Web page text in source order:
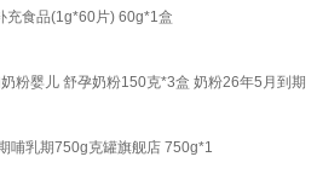
充食品(1g*60片) 60g*1盒
粉婴儿 舒孕奶粉150克*3盒 奶粉26年5月到期
哺乳期750g克罐旗舰店 750g*1